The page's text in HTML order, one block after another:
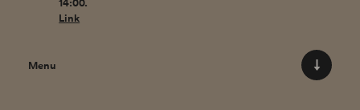
Link
Menu